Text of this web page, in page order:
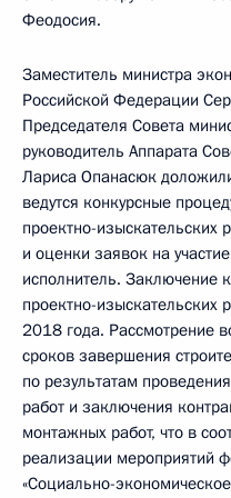
Феодосия.
Заместитель министра
Российской Федерации
Председателя Совета
руководитель Аппарата
Лариса Опанасюк
ведутся конкурсные
проектно-изыскательских
и оценки заявок на
исполнитель. Заключение
проектно-изыскательских
2018 года. Рассмотрение
сроков завершения
по результатам
работ и заключения
монтажных работ, что в
реализации мероприятий
«Социально-